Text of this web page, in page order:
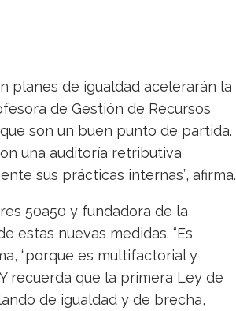
planes de igualdad acelerarán la
de Gestión de Recursos
son un buen punto de partida.
una auditoría retributiva
sus prácticas internas”, afirma.
50a50 y fundadora de la
estas nuevas medidas. “Es
“porque es multifactorial y
recuerda que la primera Ley de
de igualdad y de brecha,